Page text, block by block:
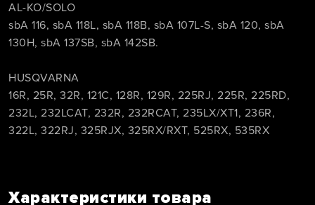
AL-KO/SOLO
sbA 116, sbA 118L, sbA 118B, sbA 107L-S, sbA 120, sbA
130H, sbA 137SB, sbA 142SB.
HUSQVARNA
16R, 25R, 32R, 121C, 128R, 129R, 225RJ, 225R, 225RD,
232L, 232LCAT, 232R, 232RCAT, 235LX/XT1, 236R,
322L, 322RJ, 325RJX, 325RX/RXТ, 525RX, 535RX
Характеристики товара